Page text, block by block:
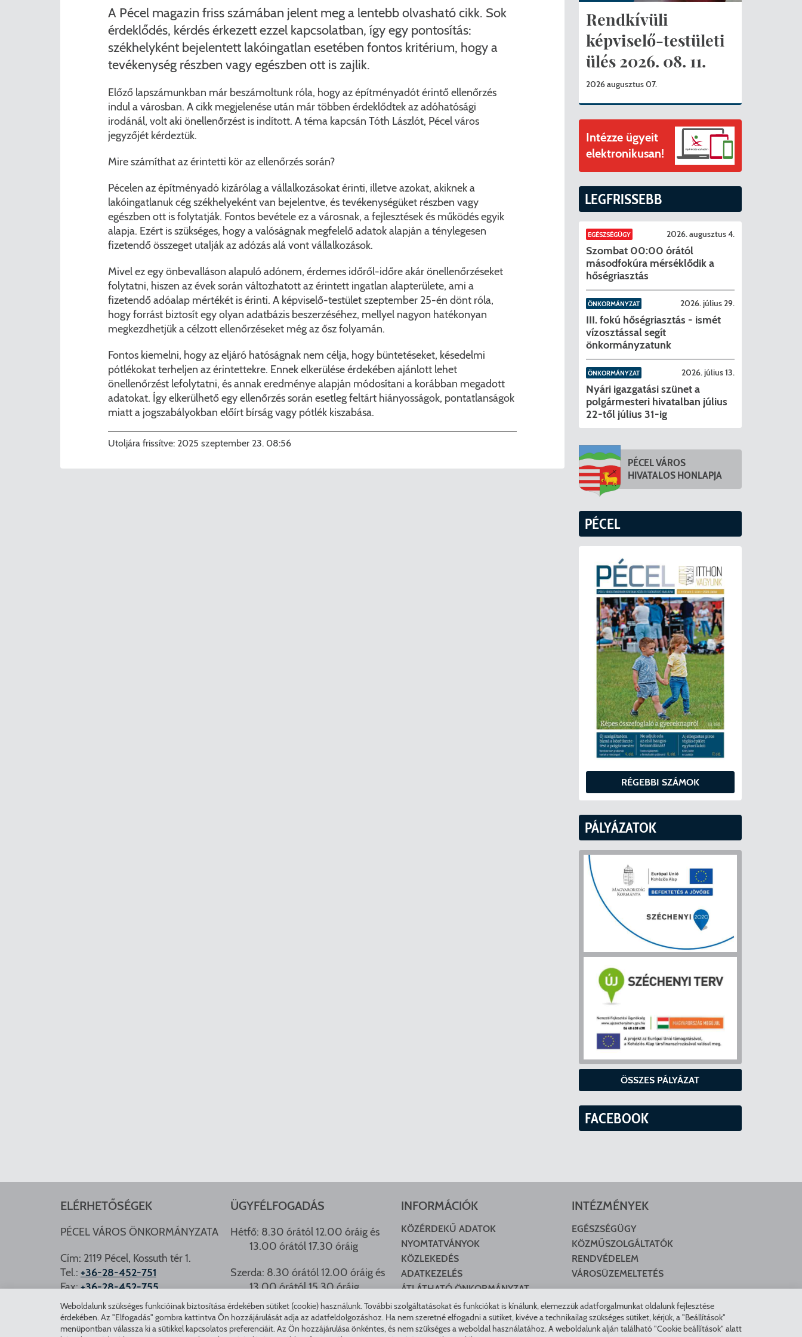
Komplex csapadékvíz-elvezetés korszerűsítése Pécelen II. ütem
Pécel Város Önkormányzata 250 000 000 Ft értékű támogatást nyert az alábbi projekt vonatkozásában.
A Pécel magazin friss számában jelent meg a lentebb olvasható cikk. Sok
érdeklődés, kérdés érkezett ezzel kapcsolatban, így egy pontosítás:
székhelyként bejelentett lakóingatlan esetében fontos kritérium, hogy a
tevékenység részben vagy egészben ott is zajlik.
Előző lapszámunkban már beszámoltunk róla, hogy az építményadót érintő ellenőrzés
indul a városban. A cikk megjelenése után már többen érdeklődtek az adóhatósági
irodánál, volt aki önellenőrzést is indított. A téma kapcsán Tóth Lászlót, Pécel város
jegyzőjét kérdeztük.
Mire számíthat az érintetti kör az ellenőrzés során?
Pécelen az építményadó kizárólag a vállalkozásokat érinti, illetve azokat, akiknek a
lakóingatlanuk cég székhelyeként van bejelentve, és tevékenységüket részben vagy
egészben ott is folytatják. Fontos bevétele ez a városnak, a fejlesztések és működés egyik
alapja. Ezért is szükséges, hogy a valóságnak megfelelő adatok alapján a ténylegesen
fizetendő összeget utalják az adózás alá vont vállalkozások.
Mivel ez egy önbevalláson alapuló adónem, érdemes időről-időre akár önellenőrzéseket
folytatni, hiszen az évek során változhatott az érintett ingatlan alapterülete, ami a
fizetendő adóalap mértékét is érinti. A képviselő-testület szeptember 25-én dönt róla,
hogy forrást biztosít egy olyan adatbázis beszerzéséhez, mellyel nagyon hatékonyan
megkezdhetjük a célzott ellenőrzéseket még az ősz folyamán.
Fontos kiemelni, hogy az eljáró hatóságnak nem célja, hogy büntetéseket, késedelmi
pótlékokat terheljen az érintettekre. Ennek elkerülése érdekében ajánlott lehet
önellenőrzést lefolytatni, és annak eredménye alapján módosítani a korábban megadott
adatokat. Így elkerülhető egy ellenőrzés során esetleg feltárt hiányosságok, pontatlanságok
miatt a jogszabályokban előírt bírság vagy pótlék kiszabása.
Utoljára frissítve: 2025 szeptember 23. 08:56
Rendkívüli
képviselő-testületi
ülés 2026. 08. 11.
2026 augusztus 07.
Intézze ügyeit
elektronikusan!
LEGFRISSEBB
EGÉSZSÉGÜGY 2026. augusztus 4.
Szombat 00:00 órától
másodfokúra mérséklődik a
hőségriasztás
ÖNKORMÁNYZAT 2026. július 29.
III. fokú hőségriasztás - ismét
vízosztással segít
önkormányzatunk
ÖNKORMÁNYZAT 2026. július 13.
Nyári igazgatási szünet a
polgármesteri hivatalban július
22-től július 31-ig
PÉCEL VÁROS
HIVATALOS HONLAPJA
PÉCEL
RÉGEBBI SZÁMOK
PÁLYÁZATOK
ÖSSZES PÁLYÁZAT
FACEBOOK
ELÉRHETŐSÉGEK
PÉCEL VÁROS ÖNKORMÁNYZATA
Cím: 2119 Pécel, Kossuth tér 1.
Tel.: +36-28-452-751
Fax:+36-28-452-755
e-mail:
hivatal@pecel.hu
Weboldallal kapcsolatos észrevételek:
ÜGYFÉLFOGADÁS
Hétfő: 8.30 órától 12.00 óráig és
13.00 órától 17.30 óráig
Szerda: 8.30 órától 12.00 óráig és
13.00 órától 15.30 óráig
PÉCEL.HU ARCHÍVUM
INFORMÁCIÓK
KÖZÉRDEKŰ ADATOK
NYOMTATVÁNYOK
KÖZLEKEDÉS
ADATKEZELÉS
ÁTLÁTHATÓ ÖNKORMÁNYZAT
COOKIE BEÁLLÍTÁSOK
INTÉZMÉNYEK
EGÉSZSÉGÜGY
KÖZMŰSZOLGÁLTATÓK
RENDVÉDELEM
VÁROSÜZEMELTETÉS
Weboldalunk szükséges funkcióinak biztosítása érdekében sütiket (cookie) használunk. További szolgáltatásokat és funkciókat is kínálunk, elemezzük adatforgalmunkat oldalunk fejlesztése
érdekében. Az "Elfogadás" gombra kattintva Ön hozzájárulását adja az adatfeldolgozáshoz. Ha nem szeretné elfogadni a sütiket, kivéve a technikailag szükséges sütiket, kérjük, a "Beállítások"
menüpontban válassza ki a sütikkel kapcsolatos preferenciáit. Az Ön hozzájárulása önkéntes, és nem szükséges a weboldal használatához. A weboldalunk alján található "Cookie beállítások" alatt